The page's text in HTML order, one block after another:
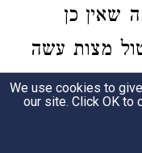
שאין כן
מצות עשה
שאינו
וכל
We use cookies to
our site. Click OK to